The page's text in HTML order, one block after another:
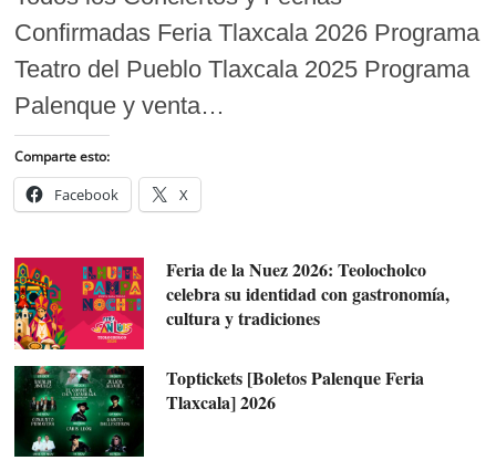
Confirmadas Feria Tlaxcala 2026 Programa
Teatro del Pueblo Tlaxcala 2025 Programa
Palenque y venta…
Comparte esto:
Facebook X
Feria de la Nuez 2026: Teolocholco
celebra su identidad con gastronomía,
cultura y tradiciones
Toptickets [Boletos Palenque Feria
Tlaxcala] 2026